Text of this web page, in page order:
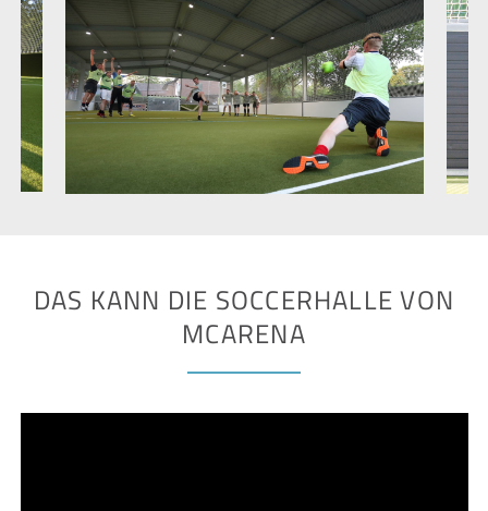
DAS KANN DIE SOCCERHALLE VON
MCARENA